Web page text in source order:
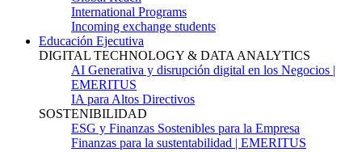
International Programs
Incoming exchange students
Educación Ejecutiva
DIGITAL TECHNOLOGY & DATA ANALYTICS
AI Generativa y disrupción digital en los Negocios |
EMERITUS
IA para Altos Directivos
SOSTENIBILIDAD
ESG y Finanzas Sostenibles para la Empresa
Finanzas para la sustentabilidad | EMERITUS